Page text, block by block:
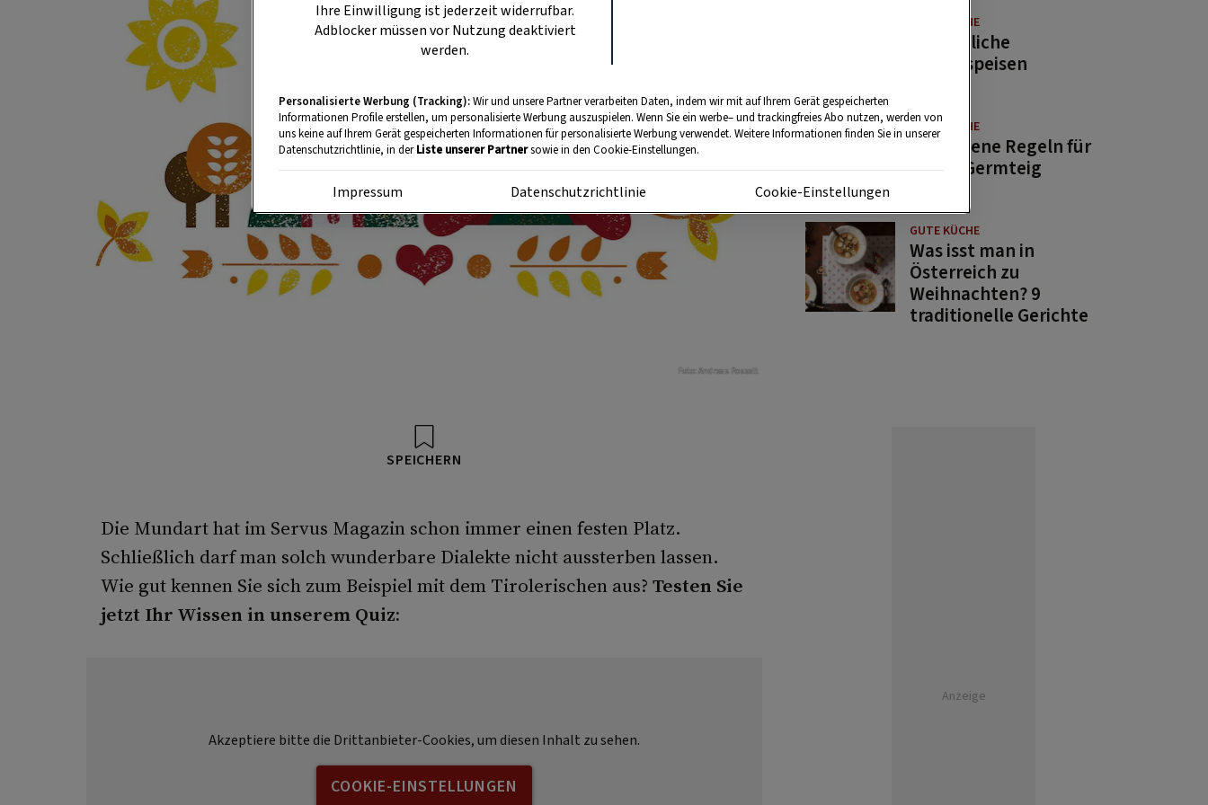
Foto: Andreas Posselt
SPEICHERN
Die Mundart hat im Servus Magazin schon immer einen festen Platz.
Schließlich darf man solch wunderbare Dialekte nicht aussterben lassen.
Wie gut kennen Sie sich zum Beispiel mit dem Tirolerischen aus? Testen Sie
jetzt Ihr Wissen in unserem Quiz:
Akzeptiere bitte die Drittanbieter-Cookies, um diesen Inhalt zu sehen.
COOKIE-EINSTELLUNGEN
GUTE KÜCHE
11 köstliche
Fastenspeisen
GUTE KÜCHE
10 goldene Regeln für
guten Germteig
GUTE KÜCHE
Was isst man in
Österreich zu
Weihnachten? 9
traditionelle Gerichte
Anzeige
Ihre Einwilligung ist jederzeit widerrufbar.
Adblocker müssen vor Nutzung deaktiviert
werden.
Personalisierte Werbung (Tracking):Wir und unsere Partner verarbeiten Daten, indem wir mit auf Ihrem Gerät gespeicherten
Informationen Profile erstellen, um personalisierte Werbung auszuspielen. Wenn Sie ein werbe– und trackingfreies Abo nutzen, werden von
uns keine auf Ihrem Gerät gespeicherten Informationen für personalisierte Werbung verwendet. Weitere Informationen finden Sie in unserer
Datenschutzrichtlinie, in derListe unserer Partnersowie in den Cookie-Einstellungen.
Impressum Datenschutzrichtlinie Cookie-Einstellungen